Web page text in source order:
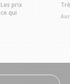
prix
qui